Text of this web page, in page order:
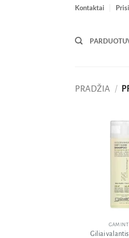
Kontaktai
PRADŽIA /
Giliai